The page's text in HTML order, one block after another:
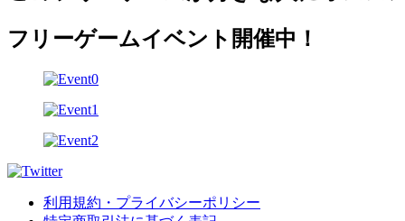
フリーゲームイベント開催中！
利用規約・プライバシーポリシー